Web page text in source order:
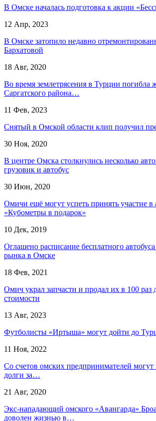
В Омске началась подготовка к акции
12 Апр, 2023
В Омске затопило недавно
Бархатовой
18 Авг, 2020
Во время землетрясения в Турции погибла
Саргатского района…
11 Фев, 2023
Снятый в Омской области клип получил
30 Ноя, 2020
В центре Омска столкнулись несколько
грузовик и автобус
30 Июн, 2020
Омичи ещё могут успеть принять участие в
«Кубометры в подарок»
10 Дек, 2019
Оглашено расписание бесплатного
рынка в Омске
18 Фев, 2021
Омич украл запчасти и продал их в 100 раз
стоимости
13 Авг, 2023
Футболисты «Иртыша» могут дойти до
11 Ноя, 2022
Со счетов омских предпринимателей могут
долги за…
21 Авг, 2020
Экс-нападающий омского «Авангарда»
доволен жизнью в…